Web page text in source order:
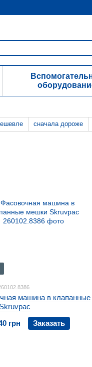
сначала дороже
машина в клапанные
грн
Заказать